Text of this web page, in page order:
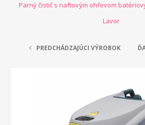
Parný čistič s naftovým ohřevom
Lavor
PREDCHÁDZAJÚCI VÝROBOK